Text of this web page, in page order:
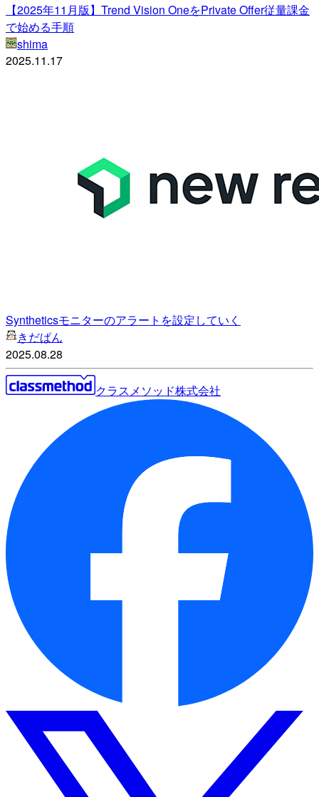
【2025年11月版】Trend Vision OneをPrivate Offer従量課金
で始める手順
shima
2025.11.17
Syntheticsモニターのアラートを設定していく
きだぱん
2025.08.28
クラスメソッド株式会社